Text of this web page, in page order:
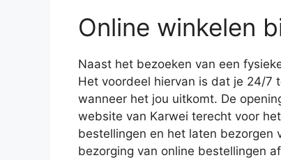
Online winkelen
Naast het bezoeken van een
Het voordeel hiervan is dat je 24/7
wanneer het jou uitkomt. De
website van Karwei terecht voor
bestellingen en het laten bezorgen
bezorging van online bestellingen